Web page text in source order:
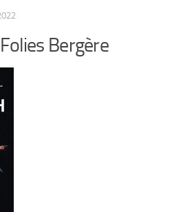
Bergère